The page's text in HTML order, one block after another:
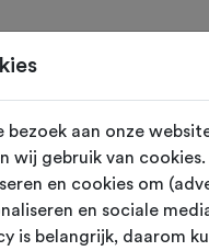
op 1-3-
bezoek aan onze
wij gebruik van
en cookies om
en sociale
is belangrijk, daarom